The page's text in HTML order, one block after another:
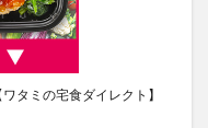
タミの宅食ダイレクト】